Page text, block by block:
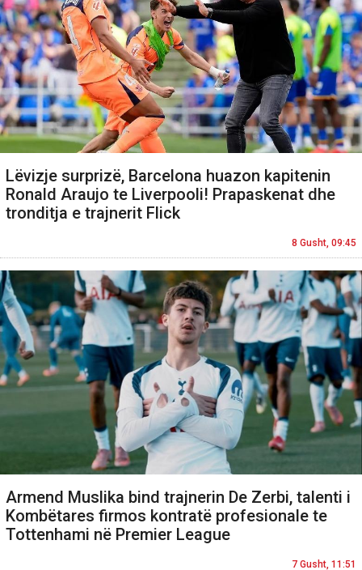
Lëvizje surprizë, Barcelona huazon kapitenin
Ronald Araujo te Liverpooli! Prapaskenat dhe
tronditja e trajnerit Flick
8 Gusht, 09:45
Armend Muslika bind trajnerin De Zerbi, talenti i
Kombëtares firmos kontratë profesionale te
Tottenhami në Premier League
7 Gusht, 11:51